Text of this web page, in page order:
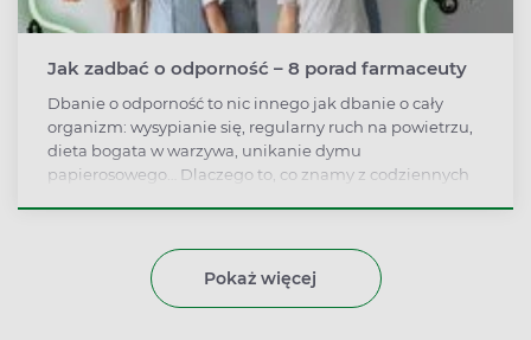
Jak zadbać o odporność – 8 porad farmaceuty
Dbanie o odporność to nic innego jak dbanie o cały
organizm: wysypianie się, regularny ruch na powietrzu,
dieta bogata w warzywa, unikanie dymu
papierosowego… Dlaczego to, co znamy z codziennych
Rafał Miozga wyjaśnia.
Pokaż więcej